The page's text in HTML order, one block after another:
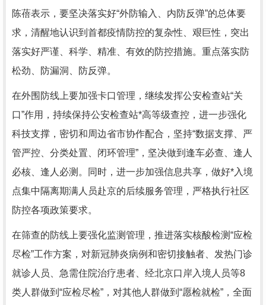
陈蓓表示，要坚决落实好“外防输入、内防反弹”的总体要
求，清醒地认识到首都疫情防控的复杂性、艰巨性，突出
落实好严谨、科学、精准、有效的防控措施。重点落实防
松劲、防漏洞、防反弹。
在外围防线上要加强卡口管理，继续发挥公安检查站“关
口”作用，持续保持公安检查站*高等级查控，进一步强化
科技支撑，密切和周边省市协作配合，坚持“数据支撑、严
管严控、分类处置、闭环管理”，坚决做到逢车必查、逢人
必核、逢人必测。同时，进一步加强信息共享，做好*入境
点集中隔离期满人员赴京的后续服务管理，严格执行社区
防控各项政策要求。
在筛查的防线上要强化监测管理，推进落实核酸检测“应检
尽检”工作方案，对新冠肺炎病例和密切接触者、发热门诊
就诊人员、急需住院治疗患者、经北京口岸入境人员等8
类人群做到“应检尽检”，对其他人群做到“愿检就检”，全面